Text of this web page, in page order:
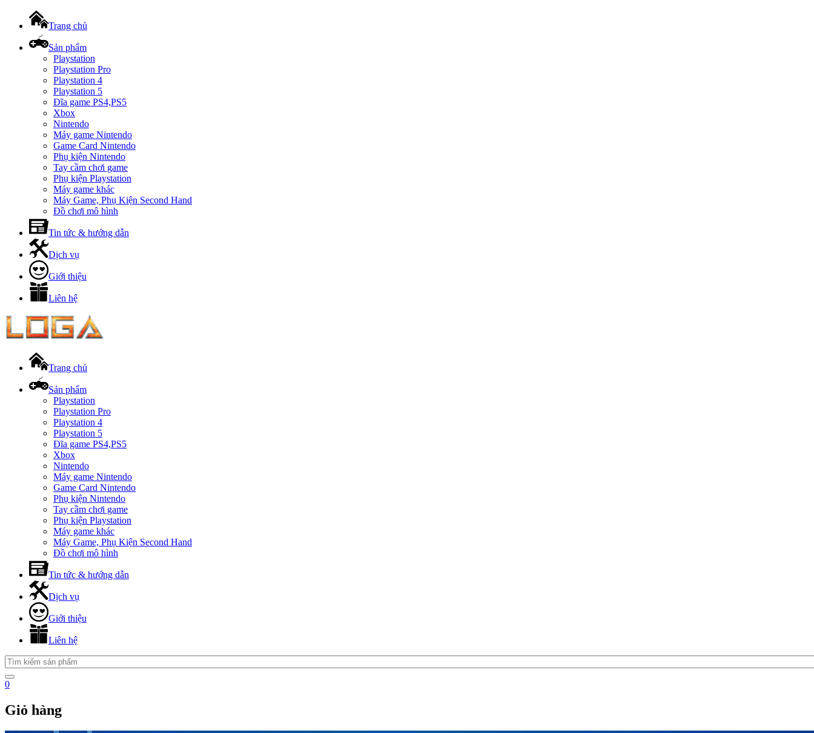
Trang chủ
Sản phẩm
Playstation
Playstation Pro
Playstation 4
Playstation 5
Đĩa game PS4,PS5
Xbox
Nintendo
Máy game Nintendo
Game Card Nintendo
Phụ kiện Nintendo
Tay cầm chơi game
Phụ kiện Playstation
Máy game khác
Máy Game, Phụ Kiện Second Hand
Đồ chơi mô hình
Tin tức & hướng dẫn
Dịch vụ
Giới thiệu
Liên hệ
Trang chủ
Sản phẩm
Playstation
Playstation Pro
Playstation 4
Playstation 5
Đĩa game PS4,PS5
Xbox
Nintendo
Máy game Nintendo
Game Card Nintendo
Phụ kiện Nintendo
Tay cầm chơi game
Phụ kiện Playstation
Máy game khác
Máy Game, Phụ Kiện Second Hand
Đồ chơi mô hình
Tin tức & hướng dẫn
Dịch vụ
Giới thiệu
Liên hệ
0
Giỏ hàng